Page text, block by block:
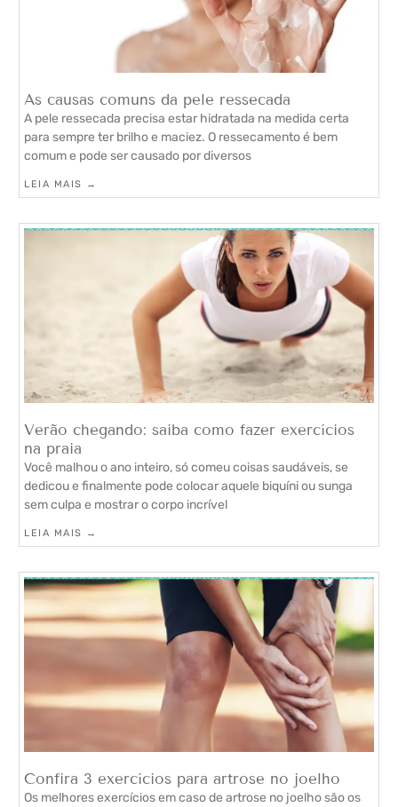
As causas comuns da pele ressecada
A pele ressecada precisa estar hidratada na medida certa
para sempre ter brilho e maciez. O ressecamento é bem
comum e pode ser causado por diversos
LEIA MAIS →
Verão chegando: saiba como fazer exercícios
na praia
Você malhou o ano inteiro, só comeu coisas saudáveis, se
dedicou e finalmente pode colocar aquele biquíni ou sunga
sem culpa e mostrar o corpo incrível
LEIA MAIS →
Confira 3 exercícios para artrose no joelho
Os melhores exercícios em caso de artrose no joelho são os